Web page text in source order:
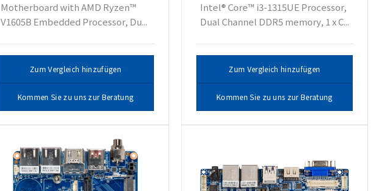
Motherboard with AMD Ryzen™
V1605B Embedded Processor, Du...
Zum Vergleich hinzufügen
Kommen Sie zu uns zur Beratung
Intel® Core™ i3-1315UE Processor,
Dual Channel DDR5 memory, 1 x C...
Zum Vergleich hinzufügen
Kommen Sie zu uns zur Beratung